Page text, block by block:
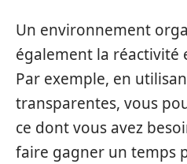
Un environnement
également la réactivité
Par exemple, en
transparentes, vous
ce dont vous avez
faire gagner un temps